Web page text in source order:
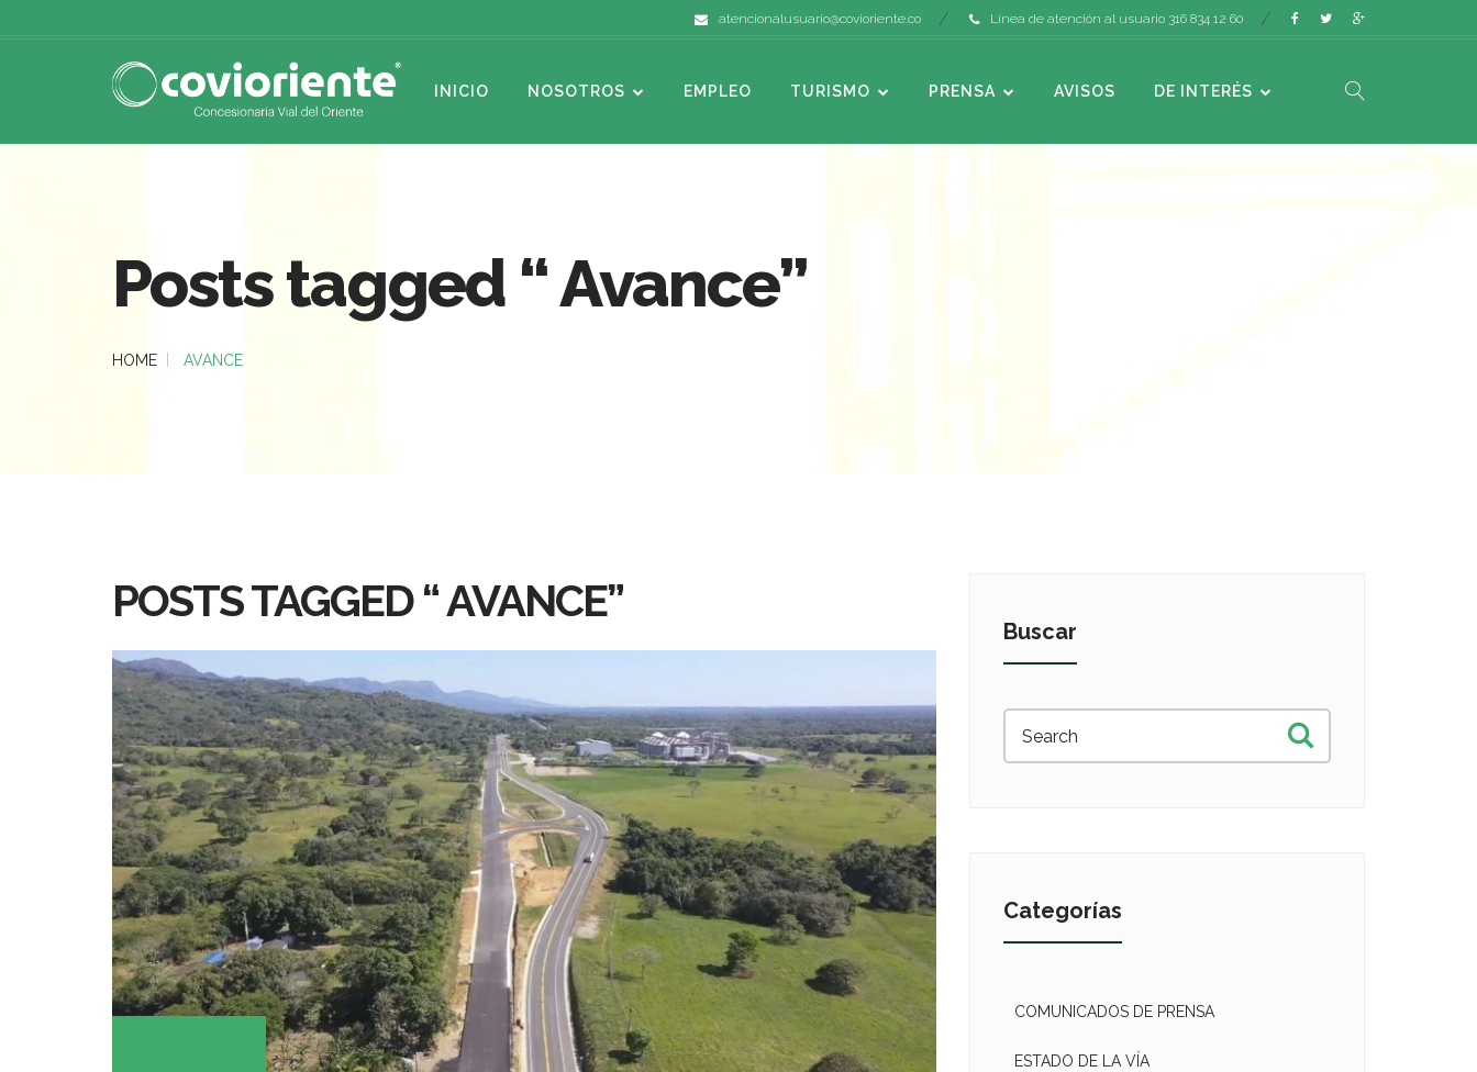
atencionalusuario@covioriente.co Línea de atención al usuario 316 834 12 60
INICIO NOSOTROS EMPLEO TURISMO PRENSA AVISOS DE INTERÉS
Posts tagged “ Avance”
HOME AVANCE
POSTS TAGGED “ AVANCE”
Buscar
Categorías
COMUNICADOS DE PRENSA
ESTADO DE LA VÍA